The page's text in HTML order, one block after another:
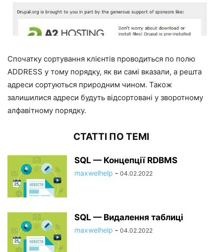
Спочатку сортування клієнтів проводиться по полю
ADDRESS у тому порядку, як ви самі вказали, а решта
адреси сортуються природним чином. Також
залишилися адреси будуть відсортовані у зворотному
алфавітному порядку.
СТАТТІ ПО ТЕМІ
SQL — Концепції RDBMS
maxwelhelp - 04.02.2022
SQL — Видалення таблиці
maxwelhelp - 04.02.2022